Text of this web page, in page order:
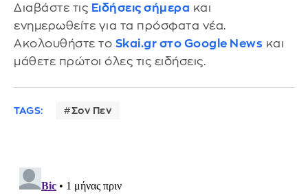
Διαβάστε τις Ειδήσεις σήμερα και
ενημερωθείτε για τα πρόσφατα νέα.
Ακολουθήστε το Skai.gr στο Google News και
μάθετε πρώτοι όλες τις ειδήσεις.
TAGS: Σον Πεν